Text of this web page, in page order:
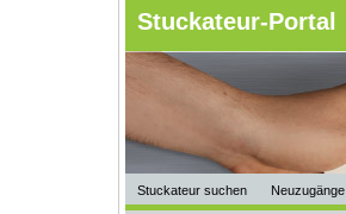
Stuckateur-Portal
Stuckateur suchen Neuzugänge